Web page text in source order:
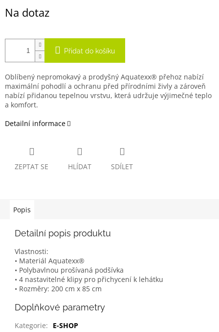
Na dotaz
Přidat do košíku
Oblíbený nepromokavý a prodyšný Aquatexx® přehoz nabízí
maximální pohodlí a ochranu před přírodními živly a zároveň
nabízí přidanou tepelnou vrstvu, která udržuje výjimečné teplo
a komfort.
Detailní informace
ZEPTAT SE HLÍDAT SDÍLET
Popis
Detailní popis produktu
Vlastnosti:
• Materiál Aquatexx®
• Polybavlnou prošívaná podšívka
• 4 nastavitelné klipy pro přichycení k lehátku
• Rozměry: 200 cm x 85 cm
Doplňkové parametry
Kategorie:
E-SHOP